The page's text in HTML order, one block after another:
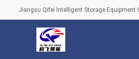
Jiangsu Qifei Intelligent Storage Equipment